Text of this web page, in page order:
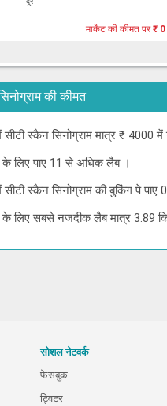
मार्केट की कीमत पर₹ 0
की कीमत
सीटी स्कैन सिनोग्राम मात्र ₹ 4000
के लिए पाए 11 से अधिक लैब ।
सीटी स्कैन सिनोग्राम की बुकिंग पे
के लिए सबसे नजदीक लैब मात्र 3.89
सोशल नेटवर्क
फेसबुक
ट्विटर